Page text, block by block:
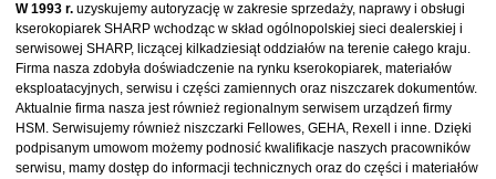
W 1993 r. uzyskujemy autoryzację w zakresie sprzedaży, naprawy i obsługi
kserokopiarek SHARP wchodząc w skład ogólnopolskiej sieci dealerskiej i
serwisowej SHARP, liczącej kilkadziesiąt oddziałów na terenie całego kraju.
Firma nasza zdobyła doświadczenie na rynku kserokopiarek, materiałów
eksploatacyjnych, serwisu i części zamiennych oraz niszczarek dokumentów.
Aktualnie firma nasza jest również regionalnym serwisem urządzeń firmy
HSM. Serwisujemy również niszczarki Fellowes, GEHA, Rexell i inne. Dzięki
podpisanym umowom możemy podnosić kwalifikacje naszych pracowników
serwisu, mamy dostęp do informacji technicznych oraz do części i materiałów